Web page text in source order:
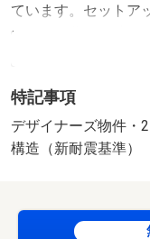
ています。セットア
にかかる費用と時間
３００，０００円
特記事項
デザイナーズ物件・
構造（新耐震基準）